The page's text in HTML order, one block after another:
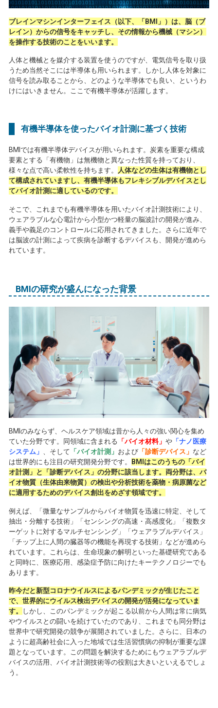
ブレインマシンインターフェイス（以下、「BMI」）は、脳（ブ
レイン）からの信号をキャッチし、その情報から機械（マシン）
を操作する技術のことをいいます。
人体と機械とを媒介する装置を使うのですが、電気信号を取り扱
うため当然そこには半導体も用いられます。しかし人体を対象に
信号を読み取ることから、どのような半導体でも良い、というわ
けにはいきません。ここで有機半導体が活躍します。
有機半導体を使ったバイオ計測に基づく技術
BMI では有機半導体デバイスが用いられます。炭素を重要な構成
要素とする「有機物」は無機物と異なった性質を持っており、
様々な点で高い柔軟性を持ちます。
人体などの生体は有機物とし
て構成されていますし、有機半導体もフレキシブルデバイスとし
てバイオ計測に適しているのです。
そこで、これまでも有機半導体を用いたバイオ計測技術により、
ウェアラブルな心電計から小型かつ軽量の脳波計の開発が進み、
義手や義足のコントロールに応用されてきました。さらに近年で
は脳波の計測によって疾病を診断するデバイスも、開発が進めら
れています。
BMIの研究が盛んになった背景
BMI のみならず、ヘルスケア領域は昔から人々の強い関心を集め
ていた分野です。同領域に含まれる
「バイオ材料」 や「ナノ医療
システム」
、そして 「バイオ計測」 および「診断デバイス」 など
は世界的にも注目の研究開発分野です。
BMIはこのうちの「バイ
オ計測」と「診断デバイス」の分野に該当します。両分野は、バ
イオ物質（生体由来物質）の検出や分析技術を薬物・病原菌など
に適用するためのデバイス創出をめざす領域です。
例えば、「微量なサンプルからバイオ物質を迅速に特定、そして
抽出・分離する技術」「センシングの高速・高感度化」「複数タ
ーゲットに対するマルチセンシング」「ウェアラブルデバイス」
「チップ上に人間の臓器等の機能を再現する技術」などが進めら
れています。これらは、生命現象の解明といった基礎研究である
と同時に、医療応用、感染症予防に向けたキーテクノロジーでも
あります。
昨今だと新型コロナウイルスによるパンデミックが生じたこと
で、世界的にウイルス検出デバイスの開発が活発になっていま
す。
しかし、このパンデミックが起こる以前から人間は常に病気
やウイルスとの闘いを続けていたのであり、これまでも同分野は
世界中で研究開発の競争が展開されていました。さらに、日本の
ように超高齢社会に入った地域では生活習慣病の抑制が重要な課
題となっています。この問題を解決するためにもウェアラブルデ
バイスの活用、バイオ計測技術等の役割は大きいといえるでしょ
う。